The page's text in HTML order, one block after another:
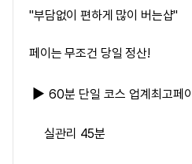
"부담없이 편하게 많이 버는샵"
페이는 무조건 당일 정산!
▶ 60분 단일 코스 업계최고페이
실관리 45분